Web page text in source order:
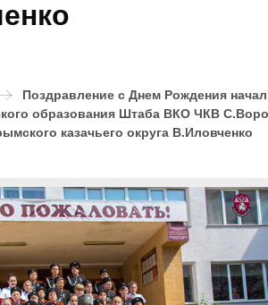
Поздравление с Днем Рождения
образования Штаба ВКО ЧКВ
казачьего округа В.Иловченко